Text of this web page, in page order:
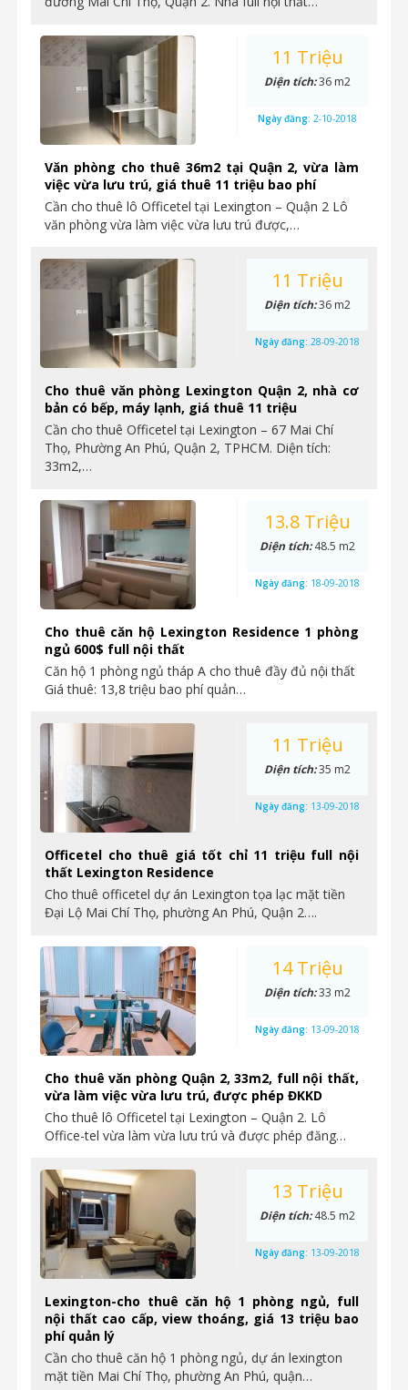
Văn phòng cho thuê 36m2 tại Quận 2, vừa làm
việc vừa lưu trú, giá thuê 11 triệu bao phí
Cần cho thuê lô Officetel tại Lexington – Quận 2 Lô
văn phòng vừa làm việc vừa lưu trú được,…
11 Triệu
Diện tích:36 m2
Ngày đăng: 2-10-2018
Cho thuê văn phòng Lexington Quận 2, nhà cơ
bản có bếp, máy lạnh, giá thuê 11 triệu
Cần cho thuê Officetel tại Lexington – 67 Mai Chí
Thọ, Phường An Phú, Quận 2, TPHCM. Diện tích:
33m2,…
11 Triệu
Diện tích:36 m2
Ngày đăng: 28-09-2018
Cho thuê căn hộ Lexington Residence 1 phòng
ngủ 600$ full nội thất
Căn hộ 1 phòng ngủ tháp A cho thuê đầy đủ nội thất
Giá thuê: 13,8 triệu bao phí quản…
13.8 Triệu
Diện tích:48.5 m2
Ngày đăng: 18-09-2018
Officetel cho thuê giá tốt chỉ 11 triệu full nội
thất Lexington Residence
Cho thuê officetel dự án Lexington tọa lạc mặt tiền
Đại Lộ Mai Chí Thọ, phường An Phú, Quận 2….
11 Triệu
Diện tích:35 m2
Ngày đăng: 13-09-2018
Cho thuê văn phòng Quận 2, 33m2, full nội thất,
vừa làm việc vừa lưu trú, được phép ĐKKD
Cho thuê lô Officetel tại Lexington – Quận 2. Lô
Office-tel vừa làm vừa lưu trú và được phép đăng…
14 Triệu
Diện tích:33 m2
Ngày đăng: 13-09-2018
Lexington-cho thuê căn hộ 1 phòng ngủ, full
nội thất cao cấp, view thoáng, giá 13 triệu bao
phí quản lý
Cần cho thuê căn hộ 1 phòng ngủ, dự án lexington
mặt tiền Mai Chí Thọ, phường An Phú, quận…
13 Triệu
Diện tích:48.5 m2
Ngày đăng: 13-09-2018